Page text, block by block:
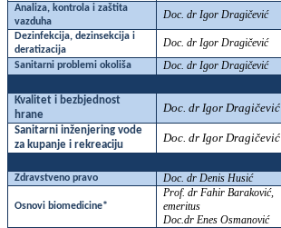
Analiza, kontrola i zaštita
vazduha
Doc. dr Igor Dragičević
Dezinfekcija, dezinsekcija i
deratizacija
Doc. dr Igor Dragičević
Sanitarni problemi okoliša Doc. dr Igor Dragičević
Kvalitet i bezbjednost
hrane
Doc. dr Igor Dragičević
Sanitarni inženjering vode
za kupanje i rekreaciju
Doc. dr Igor Dragičević
Zdravstveno pravo Doc. dr Denis Husić
Osnovi biomedicine*
Prof. dr Fahir Baraković,
emeritus
Doc.dr Enes Osmanović